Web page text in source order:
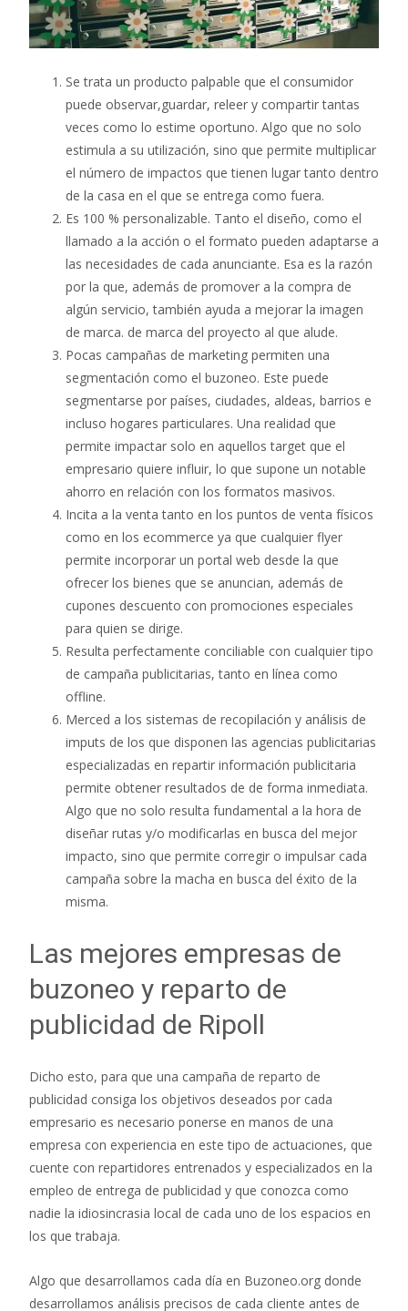
Se trata un producto palpable que el consumidor
puede observar,guardar, releer y compartir tantas
veces como lo estime oportuno. Algo que no solo
estimula a su utilización, sino que permite multiplicar
el número de impactos que tienen lugar tanto dentro
de la casa en el que se entrega como fuera.
Es 100 % personalizable. Tanto el diseño, como el
llamado a la acción o el formato pueden adaptarse a
las necesidades de cada anunciante. Esa es la razón
por la que, además de promover a la compra de
algún servicio, también ayuda a mejorar la imagen
de marca. de marca del proyecto al que alude.
Pocas campañas de marketing permiten una
segmentación como el buzoneo. Este puede
segmentarse por países, ciudades, aldeas, barrios e
incluso hogares particulares. Una realidad que
permite impactar solo en aquellos target que el
empresario quiere influir, lo que supone un notable
ahorro en relación con los formatos masivos.
Incita a la venta tanto en los puntos de venta físicos
como en los ecommerce ya que cualquier flyer
permite incorporar un portal web desde la que
ofrecer los bienes que se anuncian, además de
cupones descuento con promociones especiales
para quien se dirige.
Resulta perfectamente conciliable con cualquier tipo
de campaña publicitarias, tanto en línea como
offline.
Merced a los sistemas de recopilación y análisis de
imputs de los que disponen las agencias publicitarias
especializadas en repartir información publicitaria
permite obtener resultados de de forma inmediata.
Algo que no solo resulta fundamental a la hora de
diseñar rutas y/o modificarlas en busca del mejor
impacto, sino que permite corregir o impulsar cada
campaña sobre la macha en busca del éxito de la
misma.
Las mejores empresas de
buzoneo y reparto de
publicidad de Ripoll
Dicho esto, para que una campaña de reparto de
publicidad consiga los objetivos deseados por cada
empresario es necesario ponerse en manos de una
empresa con experiencia en este tipo de actuaciones, que
cuente con repartidores entrenados y especializados en la
empleo de entrega de publicidad y que conozca como
nadie la idiosincrasia local de cada uno de los espacios en
los que trabaja.
Algo que desarrollamos cada día en Buzoneo.org donde
desarrollamos análisis precisos de cada cliente antes de